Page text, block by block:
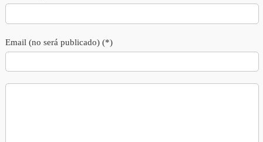
Email (no será publicado) (*)